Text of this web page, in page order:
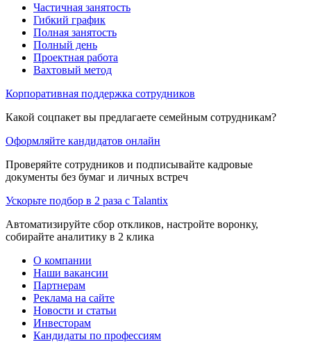
Частичная занятость
Гибкий график
Полная занятость
Полный день
Проектная работа
Вахтовый метод
Корпоративная поддержка сотрудников
Какой соцпакет вы предлагаете семейным сотрудникам?
Оформляйте кандидатов онлайн
Проверяйте сотрудников и подписывайте кадровые
документы без бумаг и личных встреч
Ускорьте подбор в 2 раза с Talantix
Автоматизируйте сбор откликов, настройте воронку,
собирайте аналитику в 2 клика
О компании
Наши вакансии
Партнерам
Реклама на сайте
Новости и статьи
Инвесторам
Кандидаты по профессиям